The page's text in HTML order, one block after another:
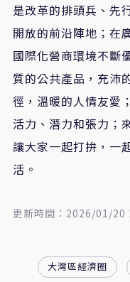
是改革的排頭兵、先
開放的前沿陣地；在
國際化營商環境不斷
質的公共產品，充沛
徑，溫暖的人情友愛
活力、潛力和張力；
讓大家一起打拚，一
活。
更新時間：2026/01/20
大灣區經濟圈